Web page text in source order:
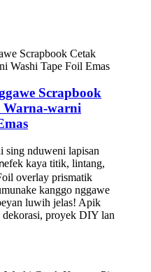
Scrapbook
warni
sing nduweni lapisan
efek kaya titik, lintang,
overlay prismatik
kanggo nggawe
luwih jelas! Apik
proyek DIY lan